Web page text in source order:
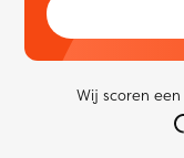
Wij scoren een